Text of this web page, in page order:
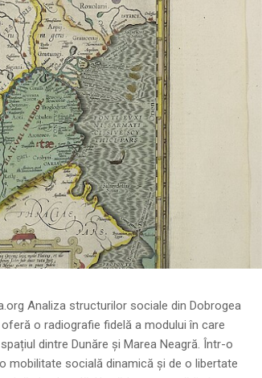
sociale din Dobrogea
o radiografie fidelă a modului în care
dintre Dunăre și Marea Neagră. Într-o
mobilitate socială dinamică și de o libertate